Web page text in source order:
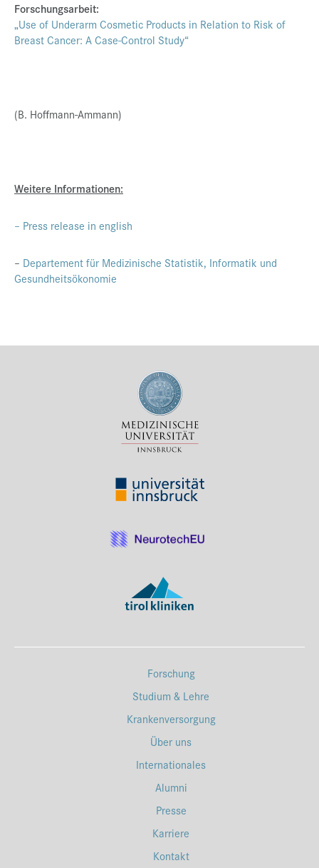
Forschungsarbeit:
„Use of Underarm Cosmetic Products in Relation to Risk of
Breast Cancer: A Case-Control Study“
(B. Hoffmann-Ammann)
Weitere Informationen:
– Press release in english
– Departement für Medizinische Statistik, Informatik und
Gesundheitsökonomie
Forschung
Studium & Lehre
Krankenversorgung
Über uns
Internationales
Alumni
Presse
Karriere
Kontakt